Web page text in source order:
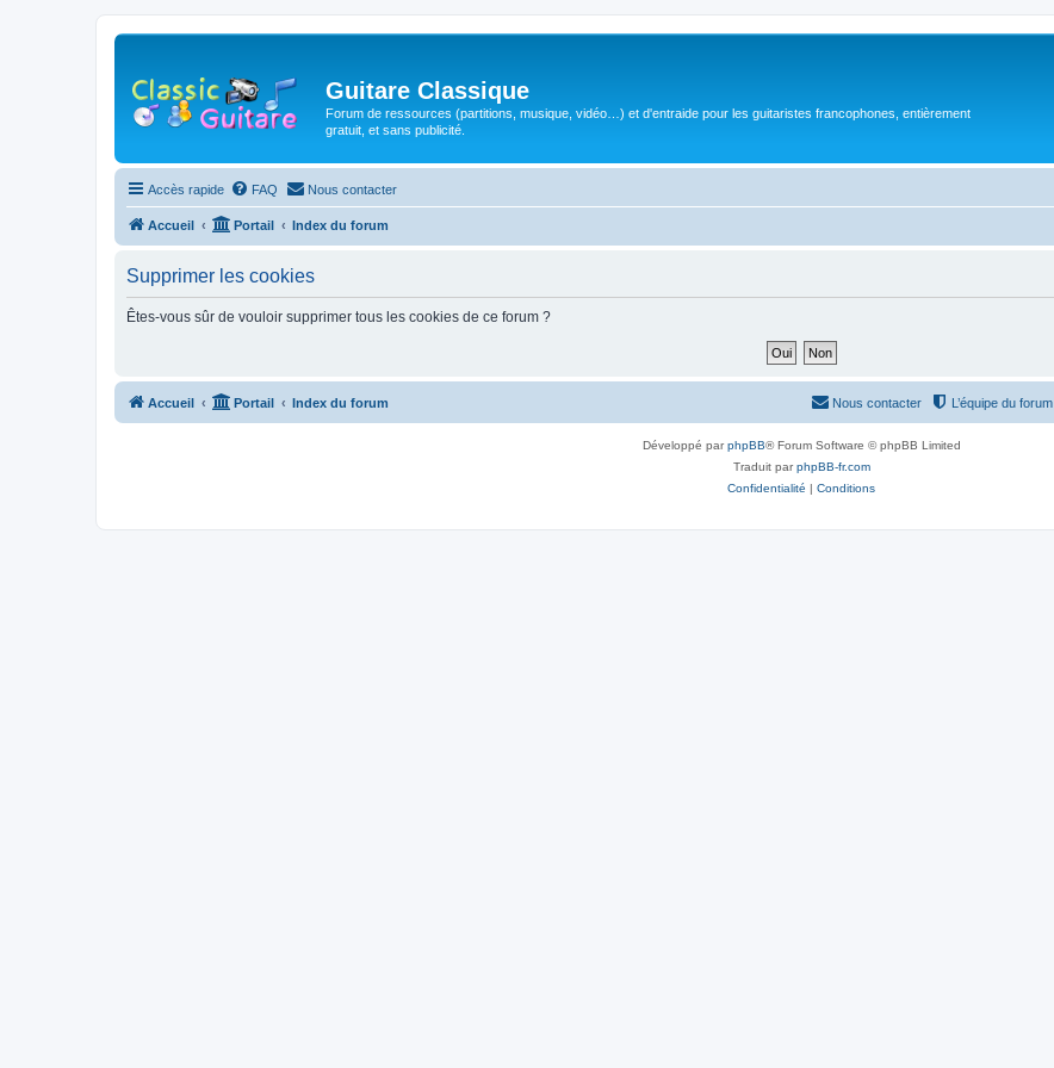
Guitare Classique
Forum de ressources (partitions, musique, vidéo…) et d'entraide pour les guitaristes francophones, entièrement
gratuit, et sans publicité.
Accès rapide FAQ Nous contacter
Accueil Portail Index du forum
Supprimer les cookies
Êtes-vous sûr de vouloir supprimer tous les cookies de ce forum ?
Accueil Portail Index du forum L’équipe du forum
Nous contacter
Développé parphpBB® Forum Software © phpBB Limited
Traduit parphpBB-fr.com
Confidentialité | Conditions